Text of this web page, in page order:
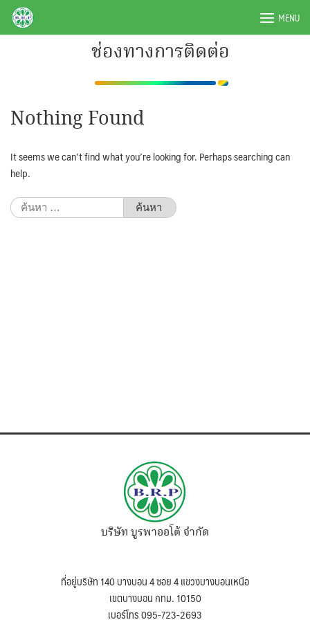
SkipBRPAUTO.COM MENU
ช่องทางการติดต่อ
Nothing Found
It seems we can’t find what you’re looking for. Perhaps searching can
help.
ค้นหา
สำหรับ:
บริษัท บูรพาออโต้ จำกัด
ที่อยู่บริษัท 140 บางบอน 4 ซอย 4 แขวงบางบอนเหนือ
เขตบางบอน กทม. 10150
เบอร์โทร 095-723-2693